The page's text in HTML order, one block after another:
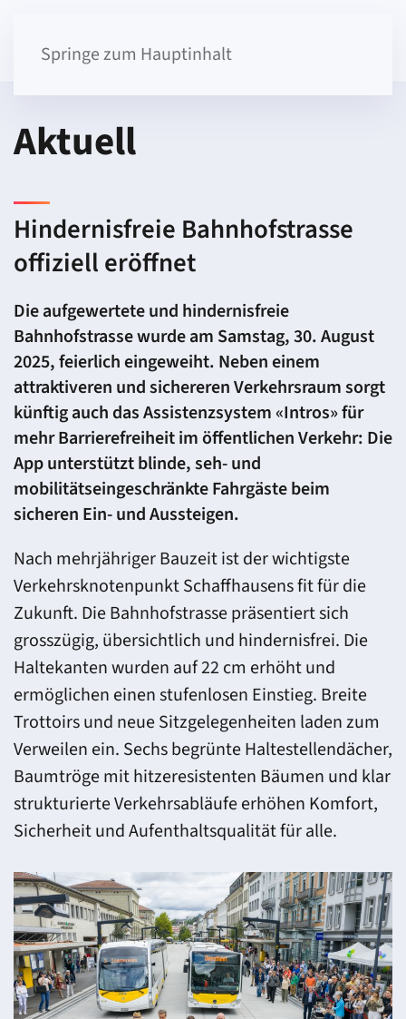
Springe zum Hauptinhalt
Aktuell
Hindernisfreie Bahnhofstrasse
offiziell eröffnet
Die aufgewertete und hindernisfreie
Bahnhofstrasse wurde am Samstag, 30. August
2025, feierlich eingeweiht. Neben einem
attraktiveren und sichereren Verkehrsraum sorgt
künftig auch das Assistenzsystem «Intros» für
mehr Barrierefreiheit im öffentlichen Verkehr: Die
App unterstützt blinde, seh- und
mobilitätseingeschränkte Fahrgäste beim
sicheren Ein- und Aussteigen.
Nach mehrjähriger Bauzeit ist der wichtigste
Verkehrsknotenpunkt Schaffhausens fit für die
Zukunft. Die Bahnhofstrasse präsentiert sich
grosszügig, übersichtlich und hindernisfrei. Die
Haltekanten wurden auf 22 cm erhöht und
ermöglichen einen stufenlosen Einstieg. Breite
Trottoirs und neue Sitzgelegenheiten laden zum
Verweilen ein. Sechs begrünte Haltestellendächer,
Baumtröge mit hitzeresistenten Bäumen und klar
strukturierte Verkehrsabläufe erhöhen Komfort,
Sicherheit und Aufenthaltsqualität für alle.